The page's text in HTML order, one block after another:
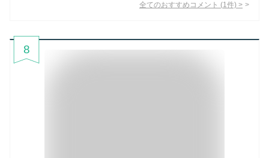
全てのおすすめコメント (1 件) >
8